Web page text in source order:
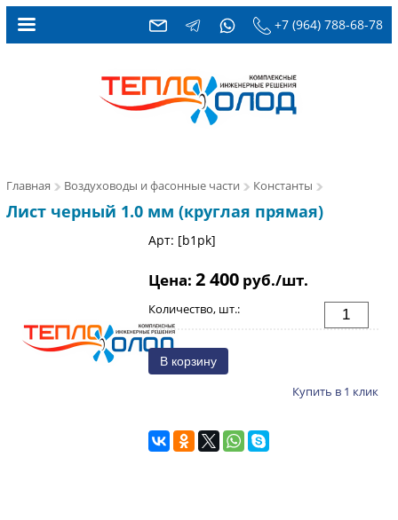
+7 (964) 788-68-78
Главная Воздуховоды и фасонные части Константы
Лист черный 1.0 мм (круглая прямая)
Арт: [b1pk]
Цена: 2 400руб./шт.
Количество, шт.:
Купить в 1 клик